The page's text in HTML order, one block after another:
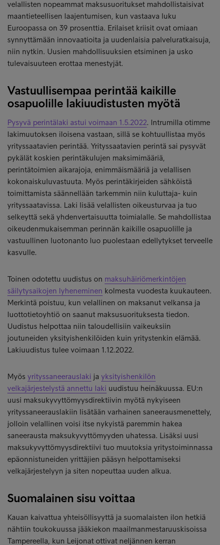
velallisten nopeammat maksusuoritukset mahdollistaisivat
maantieteellisen laajentumisen, kun vastaava luku
Euroopassa on 39 prosenttia. Erilaiset kriisit ovat omiaan
synnyttämään innovaatioita ja uudenlaisia palveluratkaisuja,
niin nytkin. Uusien mahdollisuuksien etsiminen ja usko
tulevaisuuteen erottaa menestyjät.
Vastuullisempaa perintää kaikille
osapuolille lakiuudistusten myötä
Pysyvä perintälaki astui voimaan 1.5.2022. Intrumilla otimme
lakimuutoksen iloisena vastaan, sillä se kohtuullistaa myös
yrityssaatavien perintää. Yrityssaatavien perintä sai pysyvät
pykälät koskien perintäkulujen maksimimääriä,
perintätoimien aikarajoja, enimmäismääriä ja velallisen
kokonaiskuluvastuuta. Myös perintäkirjeiden sähköistä
toimittamista säännellään tarkemmin niin kuluttaja- kuin
yrityssaatavissa. Laki lisää velallisten oikeusturvaa ja tuo
selkeyttä sekä yhdenvertaisuutta toimialalle. Se mahdollistaa
oikeudenmukaisemman perinnän kaikille osapuolille ja
vastuullinen luotonanto luo puolestaan edellytykset terveelle
kasvulle.
Toinen odotettu uudistus on maksuhäiriömerkintöjen
säilytysaikojen lyheneminen kolmesta vuodesta kuukauteen.
Merkintä poistuu, kun velallinen on maksanut velkansa ja
luottotietoyhtiö on saanut maksusuorituksesta tiedon.
Uudistus helpottaa niin taloudellisiin vaikeuksiin
joutuneiden yksityishenkilöiden kuin yritystenkin elämää.
Lakiuudistus tulee voimaan 1.12.2022.
Myös yrityssaneerauslaki ja yksityishenkilön
velkajärjestelystä annettu laki uudistuu heinäkuussa. EU:n
uusi maksukyvyttömyysdirektiivin myötä nykyiseen
yrityssaneerauslakiin lisätään varhainen saneerausmenettely,
jolloin velallinen voisi itse nykyistä paremmin hakea
saneerausta maksukyvyttömyyden uhatessa. Lisäksi uusi
maksukyvyttömyysdirektiivi tuo muutoksia yritystoiminnassa
epäonnistuneiden yrittäjien pääsyn helpottamiseksi
velkajärjestelyyn ja siten nopeuttaa uuden alkua.
Suomalainen sisu voittaa
Kauan kaivattua yhteisöllisyyttä ja suomalaisten ilon hetkiä
nähtiin toukokuussa jääkiekon maailmanmestaruuskisoissa
Tampereella, kun Leijonat ottivat neljännen kerran